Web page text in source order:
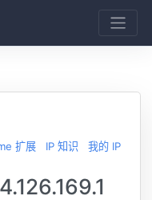
扩展 IP 知识 我的 IP